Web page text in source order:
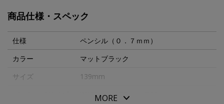
ザイン賞を受賞しています。
“ｃｙｌｉｎｄｒｉｃａｌ ｐｅｎ（円筒型のペン）”の略
が名前の由来となっている「ラミー ｃｐ１」は、シンプ
ルを極めた美しさと実用性を兼ね備えています。
エレガントな細身のボディにステンレス無垢クリップが特
商品仕様・スペック
仕様
ペンシル（０．７ｍｍ）
カラー
マットブラック
サイズ
139mm
W180mmxH55mmxD28mm
MORE